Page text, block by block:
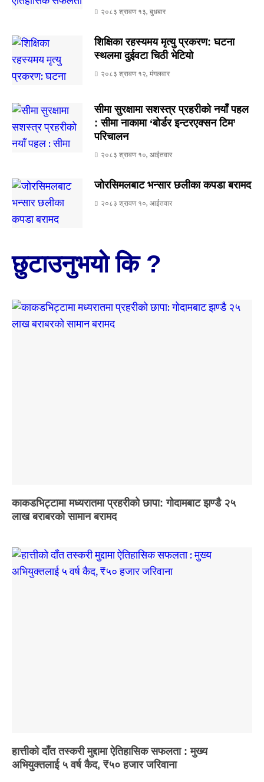
२०८३ श्रावण १३, बुधबार
शिक्षिका रहस्यमय मृत्यु प्रकरण: घटना
स्थलमा दुईवटा चिठी भेटियो
२०८३ श्रावण १२, मंगलवार
सीमा सुरक्षामा सशस्त्र प्रहरीको नयाँ पहल
: सीमा नाकामा ‘बोर्डर इन्टरएक्सन टिम’
परिचालन
२०८३ श्रावण १०, आईतवार
जोरसिमलबाट भन्सार छलीका कपडा बरामद
२०८३ श्रावण १०, आईतवार
छुटाउनुभयो कि ?
काकडभिट्टामा मध्यरातमा प्रहरीको छापा: गोदामबाट झण्डै २५
लाख बराबरको सामान बरामद
हात्तीको दाँत तस्करी मुद्दामा ऐतिहासिक सफलता : मुख्य
अभियुक्तलाई ५ वर्ष कैद, ₹५० हजार जरिवाना